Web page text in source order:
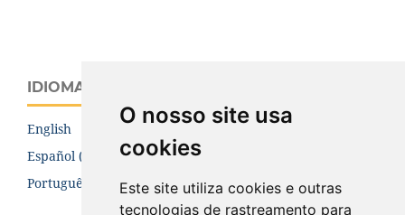
O nosso site usa
cookies
Este site utiliza cookies e outras
tecnologias de rastreamento para
IDIOMA
English
Español (España)
Português (Brasil)